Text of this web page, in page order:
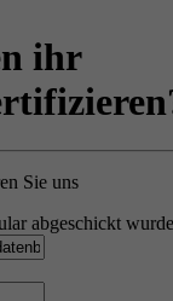
ihr
Sie uns
abgeschickt wurde